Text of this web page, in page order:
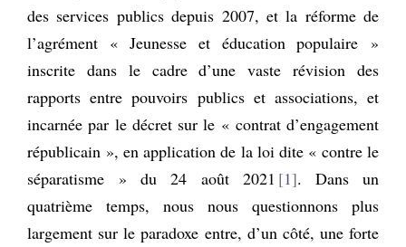
des services publics depuis 2007, et la réforme de
l’agrément « Jeunesse et éducation populaire »
inscrite dans le cadre d’une vaste révision des
rapports entre pouvoirs publics et associations, et
incarnée par le décret sur le « contrat d’engagement
républicain », en application de la loi dite « contre le
séparatisme » du 24 août 2021 1 . Dans un
quatrième temps, nous nous questionnons plus
largement sur le paradoxe entre, d’un côté, une forte